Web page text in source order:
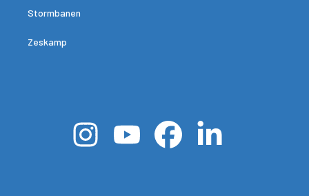
Stormbanen
Zeskamp